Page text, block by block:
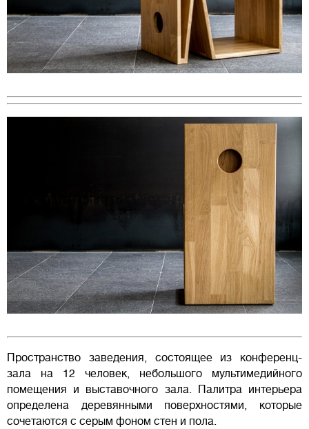
Пространство заведения, состоящее из конференц-
зала на 12 человек, небольшого мультимедийного
помещения и выставочного зала. Палитра интерьера
определена деревянными поверхностями, которые
сочетаются с серым фоном стен и пола.